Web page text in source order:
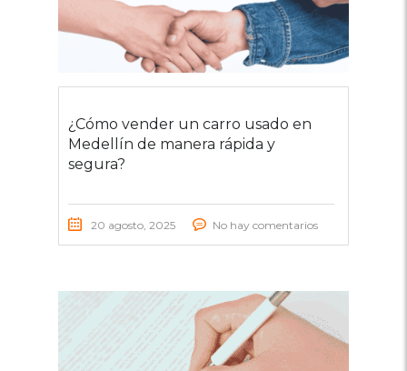
¿Cómo vender un carro usado en
Medellín de manera rápida y
segura?
20 agosto, 2025 No hay comentarios